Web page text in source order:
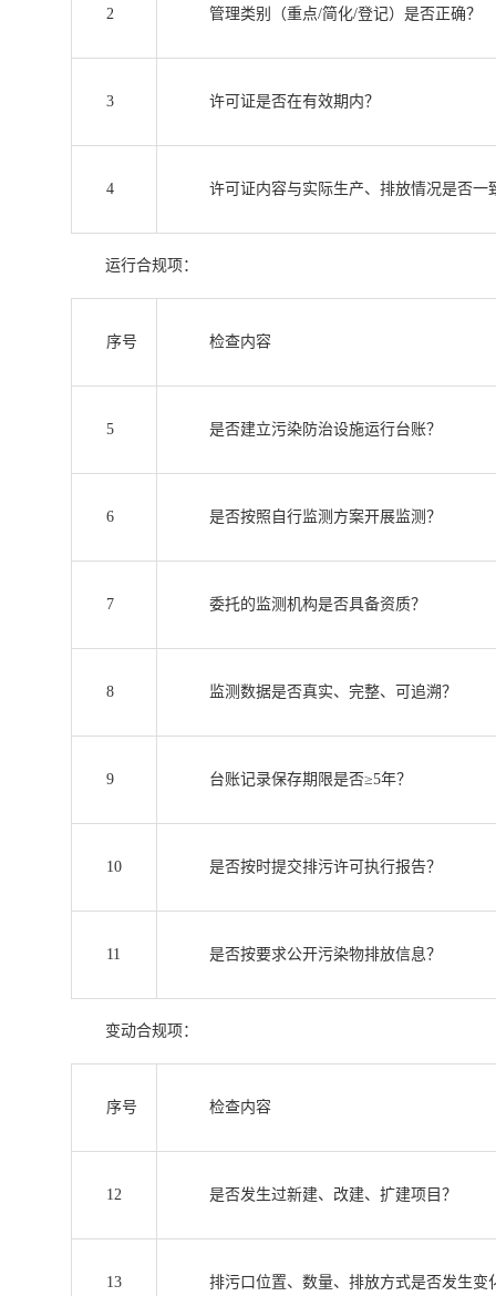
2 管理类别（重点/简化/登记）是否正确？
3 许可证是否在有效期内？
4 许可证内容与实际生产、排放情况是否一
运行合规项：
序号 检查内容
5 是否建立污染防治设施运行台账？
6 是否按照自行监测方案开展监测？
7 委托的监测机构是否具备资质？
8 监测数据是否真实、完整、可追溯？
9 台账记录保存期限是否≥5年？
10 是否按时提交排污许可执行报告？
11 是否按要求公开污染物排放信息？
变动合规项：
序号 检查内容
12 是否发生过新建、改建、扩建项目？
13 排污口位置、数量、排放方式是否发生变